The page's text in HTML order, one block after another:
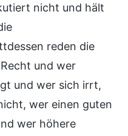
nicht und hält
reden die
und wer
und wer sich irrt,
wer einen guten
wer höhere